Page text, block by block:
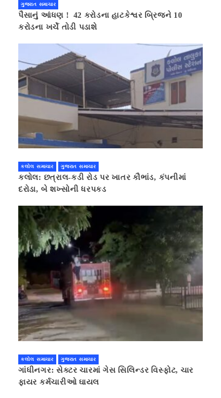
ગુજરાત સમાચાર
પૈસાનું આંધણ ! 42 કરોડના હાટકેશ્વર બ્રિજને 10
કરોડના ખર્ચે તોડી પડાશે
કલોલ સમાચાર ગુજરાત સમાચાર
કલોલ: છત્રાલ-કડી રોડ પર ખાતર કૌભાંડ, કંપનીમાં
દરોડા, બે શખ્સોની ધરપકડ
કલોલ સમાચાર ગુજરાત સમાચાર
ગાંધીનગર: સેક્ટર ચારમાં ગેસ સિલિન્ડર વિસ્ફોટ, ચાર
ફાયર કર્મચારીઓ ઘાયલ